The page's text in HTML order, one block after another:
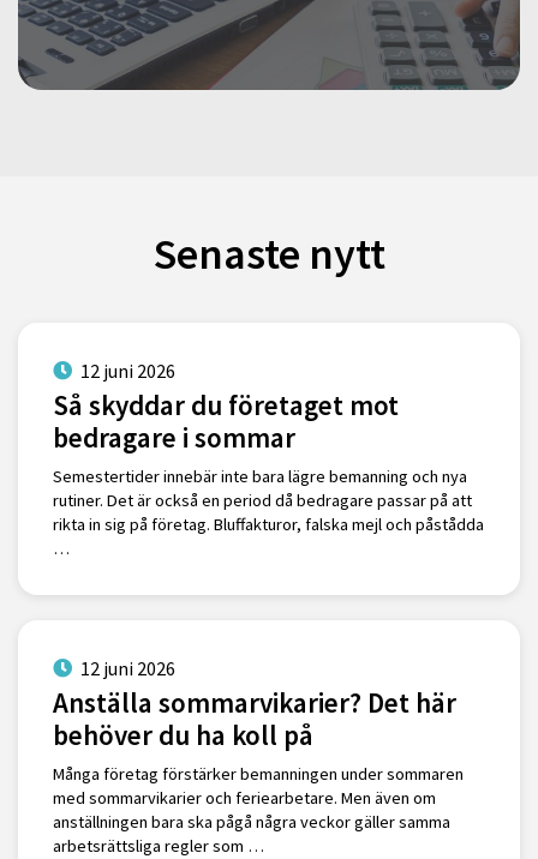
Senaste nytt
12 juni 2026
Så skyddar du företaget mot
bedragare i sommar
Semestertider innebär inte bara lägre bemanning och nya
rutiner. Det är också en period då bedragare passar på att
rikta in sig på företag. Bluffakturor, falska mejl och påstådda
…
12 juni 2026
Anställa sommarvikarier? Det här
behöver du ha koll på
Många företag förstärker bemanningen under sommaren
med sommarvikarier och feriearbetare. Men även om
anställningen bara ska pågå några veckor gäller samma
arbetsrättsliga regler som …